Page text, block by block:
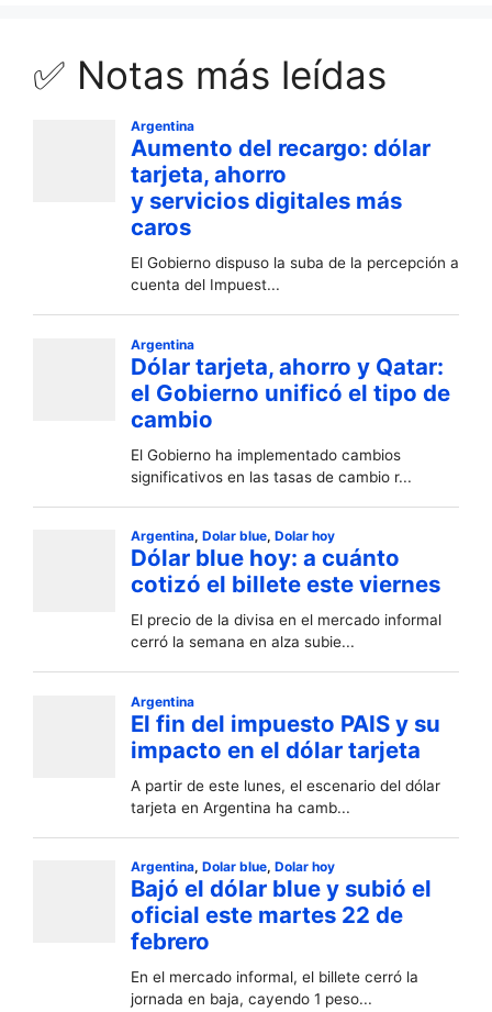
✅ Notas más leídas